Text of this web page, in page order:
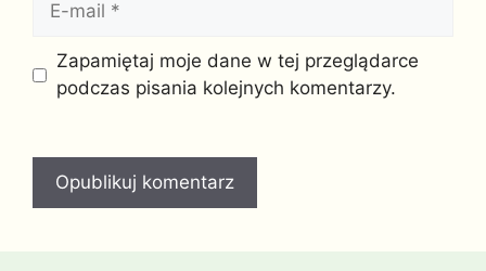
Witryna
internetowa
Zapamiętaj moje dane w tej przeglądarce
podczas pisania kolejnych komentarzy.